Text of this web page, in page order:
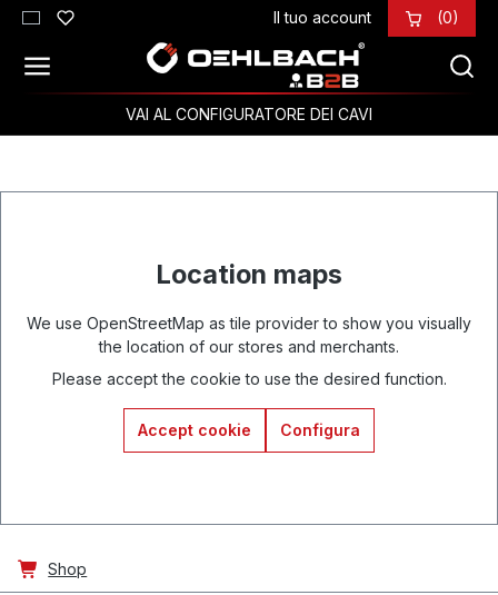
Passa al contenuto principale Il tuo account (0)
VAI AL CONFIGURATORE DEI CAVI
Location maps
We use OpenStreetMap as tile provider to show you visually
the location of our stores and merchants.
Please accept the cookie to use the desired function.
Accept cookie Configura
Shop